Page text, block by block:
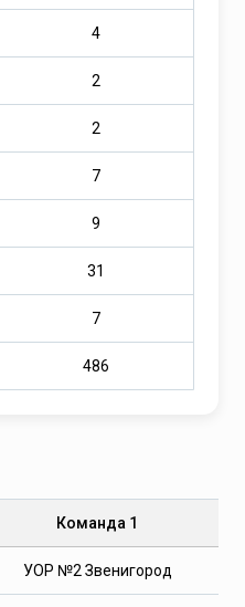
4
2
2
7
9
31
7
486
Команда 1
УОР №2 Звенигород